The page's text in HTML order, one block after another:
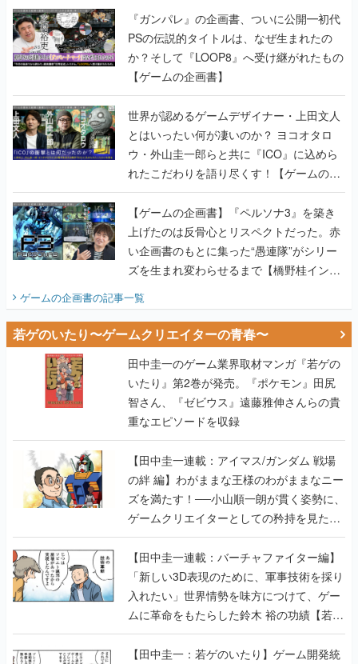
『ガンパレ』の企画書、ついに公開━初代
PSの伝説的タイトルは、なぜ生まれたの
か？そして『LOOP8』へ受け継がれたもの
【ゲームの企画書】
世界が認めるゲームデザイナー・上田文人
とはいったい何が凄いのか？ ヨコオタロ
ウ・外山圭一郎らと共に『ICO』に込めら
れたこだわりを語り尽くす！【ゲームの企
画書】
【ゲームの企画書】『ペルソナ3』を築き
上げたのは反骨心とリスペクトだった。赤
い企画書のもとに集った“愚連隊”がシリー
ズを生まれ変わらせるまで【橋野桂インタ
ビュー】
ゲームの企画書の記事一覧
若ゲのいたり〜ゲームクリエイターの青春〜
田中圭一のゲーム業界取材マンガ『若ゲの
いたり』第2巻が発売。『ポケモン』田尻
智さん、『ゼビウス』遠藤雅伸さんらの貴
重なエピソードを収録
【田中圭一連載：アイマス/ガンダム 戦場
の絆 編】わがままな王様のわがままなニー
ズを満たす！──小山順一朗が貫く姿勢に、
ゲームクリエイターとしての矜持を見た
【若ゲのいたり最終回】
【田中圭一連載：バーチャファイター編】
「新しい3D表現のために、軍事技術を採り
入れたい」世界情勢を味方につけて、ゲー
ムに革命をもたらした鈴木 裕の功績【若ゲ
のいたり】
【田中圭一：若ゲのいたり】ゲーム開発統